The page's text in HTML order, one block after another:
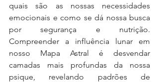
quais são as nossas necessidades
emocionais e como se dá nossa busca
por segurança e nutrição.
Compreender a influência lunar em
nosso Mapa Astral é desvendar
camadas mais profundas da nossa
psique, revelando padrões de